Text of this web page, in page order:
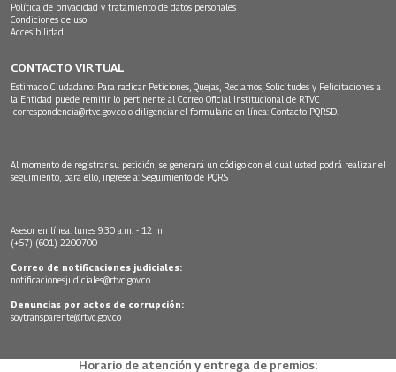
Política de privacidad y tratamiento de datos personales
Condiciones de uso
Accesibilidad
CONTACTO VIRTUAL
Estimado Ciudadano: Para radicar Peticiones, Quejas, Reclamos, Solicitudes y Felicitaciones a
la Entidad puede remitir lo pertinente al Correo Oficial Institucional de RTVC
correspondencia@rtvc.gov.co o diligenciar el formulario en línea: Contacto PQRSD.
Al momento de registrar su petición, se generará un código con el cual usted podrá realizar el
seguimiento, para ello, ingrese a: Seguimiento de PQRS
Asesor en línea: lunes 9:30 a.m. - 12 m
(+57) (601) 2200700
Correo de notificaciones judiciales:
notificacionesjudiciales@rtvc.gov.co
Denuncias por actos de corrupción:
soytransparente@rtvc.gov.co
Horario de atención y entrega de premios: